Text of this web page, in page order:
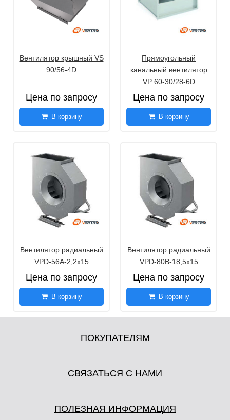
Вентилятор крышный VS
90/56-4D
Цена по запросу
В корзину
Прямоугольный
канальный вентилятор
VP 60-30/28-6D
Цена по запросу
В корзину
Вентилятор радиальный
VPD-56A-2,2х15
Цена по запросу
В корзину
Вентилятор радиальный
VPD-80B-18,5х15
Цена по запросу
В корзину
ПОКУПАТЕЛЯМ
СВЯЗАТЬСЯ С НАМИ
ПОЛЕЗНАЯ ИНФОРМАЦИЯ